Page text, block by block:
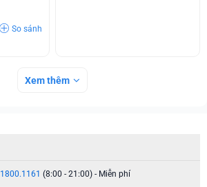
So sánh
Xem thêm
1800.1161 (8:00 - 21:00) - Miễn phí